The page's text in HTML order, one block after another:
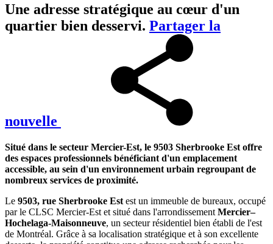
Une adresse stratégique au cœur d'un
quartier bien desservi. Partager la
nouvelle
Situé dans le secteur Mercier-Est, le 9503 Sherbrooke Est offre
des espaces professionnels bénéficiant d'un emplacement
accessible, au sein d'un environnement urbain regroupant de
nombreux services de proximité.
Le 9503, rue Sherbrooke Est est un immeuble de bureaux, occupé
par le CLSC Mercier-Est et situé dans l'arrondissement Mercier–
Hochelaga-Maisonneuve, un secteur résidentiel bien établi de l'est
de Montréal. Grâce à sa localisation stratégique et à son excellente